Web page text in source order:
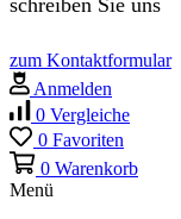
schreiben Sie uns
zum Kontaktformular
Anmelden
0 Vergleiche
0 Favoriten
0 Warenkorb
Menü